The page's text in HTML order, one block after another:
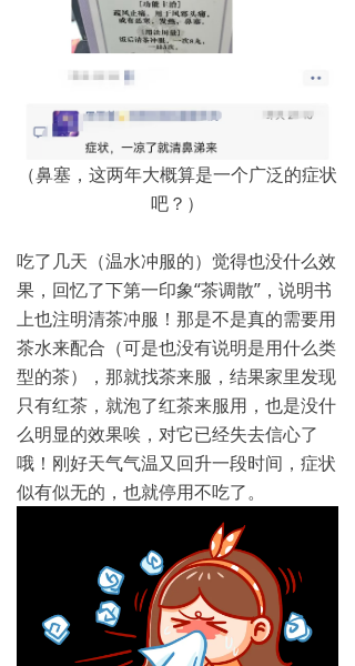
（鼻塞，这两年大概算是一个广泛的症状
吧？）
吃了几天（温水冲服的）觉得也没什么效
果，回忆了下第一印象“茶调散”，说明书
上也注明清茶冲服！那是不是真的需要用
茶水来配合（可是也没有说明是用什么类
型的茶），那就找茶来服，结果家里发现
只有红茶，就泡了红茶来服用，也是没什
么明显的效果唉，对它已经失去信心了
哦！刚好天气气温又回升一段时间，症状
似有似无的，也就停用不吃了。